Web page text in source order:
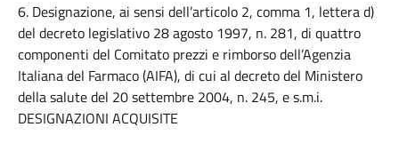
6. Designazione, ai sensi dell’articolo 2, comma 1, lettera d)
del decreto legislativo 28 agosto 1997, n. 281, di quattro
componenti del Comitato prezzi e rimborso dell’Agenzia
Italiana del Farmaco (AIFA), di cui al decreto del Ministero
della salute del 20 settembre 2004, n. 245, e s.m.i.
DESIGNAZIONI ACQUISITE